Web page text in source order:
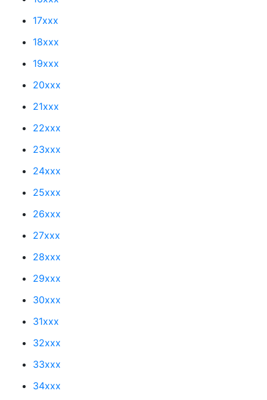
17xxx
18xxx
19xxx
20xxx
21xxx
22xxx
23xxx
24xxx
25xxx
26xxx
27xxx
28xxx
29xxx
30xxx
31xxx
32xxx
33xxx
34xxx